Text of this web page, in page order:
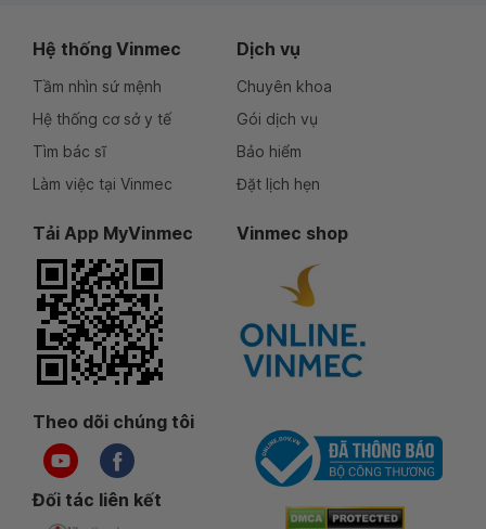
Hệ thống Vinmec
Tầm nhìn sứ mệnh
Hệ thống cơ sở y tế
Tìm bác sĩ
Làm việc tại Vinmec
Dịch vụ
Chuyên khoa
Gói dịch vụ
Bảo hiểm
Đặt lịch hẹn
Tải App MyVinmec Vinmec shop
Theo dõi chúng tôi
Đối tác liên kết